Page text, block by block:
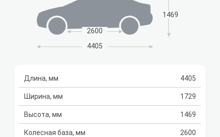
2600
1469
4405
Длина, мм 4405
Ширина, мм 1729
Высота, мм 1469
Колесная база, мм 2600